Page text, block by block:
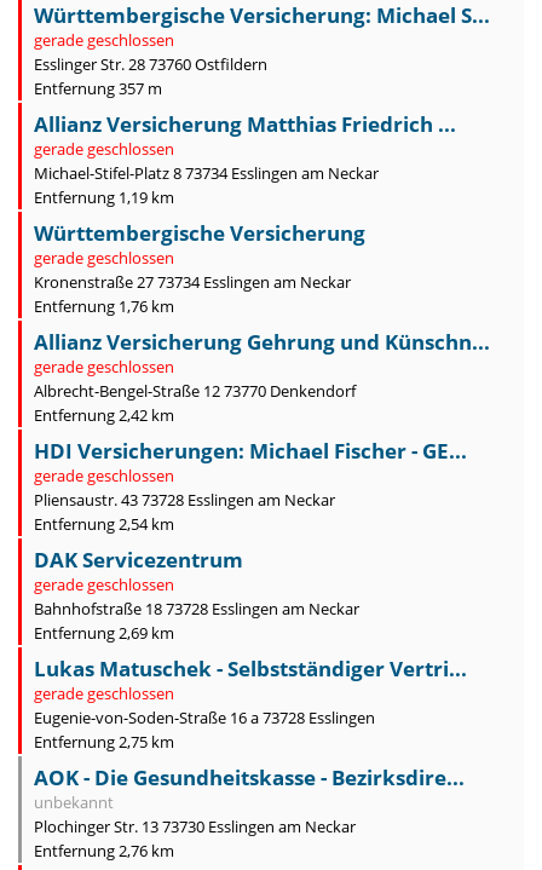
Württembergische Versicherung: Michael S...
gerade geschlossen
Esslinger Str. 28 73760 Ostfildern
Entfernung 357 m
Allianz Versicherung Matthias Friedrich ...
gerade geschlossen
Michael-Stifel-Platz 8 73734 Esslingen am Neckar
Entfernung 1,19 km
Württembergische Versicherung
gerade geschlossen
Kronenstraße 27 73734 Esslingen am Neckar
Entfernung 1,76 km
Allianz Versicherung Gehrung und Künschn...
gerade geschlossen
Albrecht-Bengel-Straße 12 73770 Denkendorf
Entfernung 2,42 km
HDI Versicherungen: Michael Fischer - GE...
gerade geschlossen
Pliensaustr. 43 73728 Esslingen am Neckar
Entfernung 2,54 km
DAK Servicezentrum
gerade geschlossen
Bahnhofstraße 18 73728 Esslingen am Neckar
Entfernung 2,69 km
Lukas Matuschek - Selbstständiger Vertri...
gerade geschlossen
Eugenie-von-Soden-Straße 16 a 73728 Esslingen
Entfernung 2,75 km
AOK - Die Gesundheitskasse - Bezirksdire...
unbekannt
Plochinger Str. 13 73730 Esslingen am Neckar
Entfernung 2,76 km